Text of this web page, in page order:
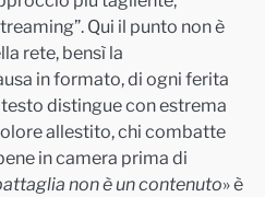
Qui il punto non è
rete, bensì la
in formato, di ogni ferita
distingue con estrema
allestito, chi combatte
in camera prima di
non è un contenuto» è